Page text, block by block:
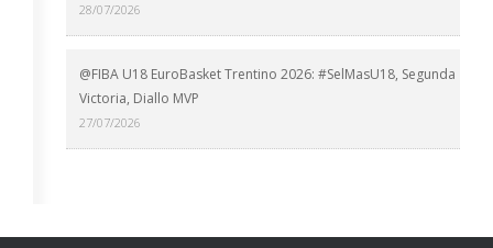
28/07/2026
@FIBA U18 EuroBasket Trentino 2026: #SelMasU18, Segunda
Victoria, Diallo MVP
27/07/2026